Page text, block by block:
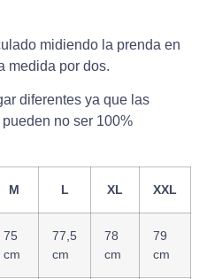
midiendo la prenda en
medida por dos.
diferentes ya que las
no ser 100%
M L XL XXL
75
cm
77,5
cm
78
cm
79
cm